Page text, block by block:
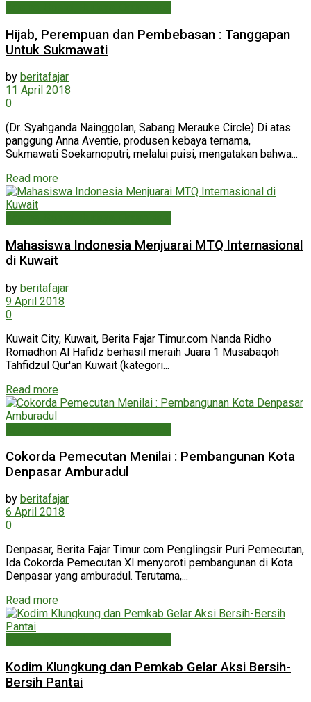
Hijab, Perempuan dan Pembebasan : Tanggapan
Untuk Sukmawati
by beritafajar
11 April 2018
0
(Dr. Syahganda Nainggolan, Sabang Merauke Circle) Di atas
panggung Anna Aventie, produsen kebaya ternama,
Sukmawati Soekarnoputri, melalui puisi, mengatakan bahwa...
Read more
Mahasiswa Indonesia Menjuarai MTQ Internasional
di Kuwait
by beritafajar
9 April 2018
0
Kuwait City, Kuwait, Berita Fajar Timur.com Nanda Ridho
Romadhon Al Hafidz berhasil meraih Juara 1 Musabaqoh
Tahfidzul Qur'an Kuwait (kategori...
Read more
Cokorda Pemecutan Menilai : Pembangunan Kota
Denpasar Amburadul
by beritafajar
6 April 2018
0
Denpasar, Berita Fajar Timur com Penglingsir Puri Pemecutan,
Ida Cokorda Pemecutan XI menyoroti pembangunan di Kota
Denpasar yang amburadul. Terutama,...
Read more
Kodim Klungkung dan Pemkab Gelar Aksi Bersih-
Bersih Pantai